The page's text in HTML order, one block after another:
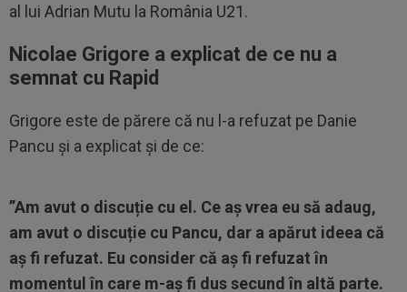
al lui Adrian Mutu la România U21.
Nicolae Grigore a explicat de ce nu a
semnat cu Rapid
Grigore este de părere că nu l-a refuzat pe Danie
Pancu și a explicat și de ce:
”Am avut o discuție cu el. Ce aș vrea eu să adaug,
am avut o discuție cu Pancu, dar a apărut ideea că
aș fi refuzat. Eu consider că aș fi refuzat în
momentul în care m-aș fi dus secund în altă parte.